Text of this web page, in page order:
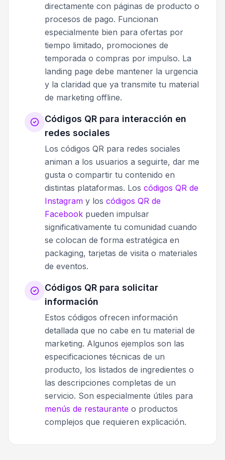
directamente con páginas de producto o
procesos de pago. Funcionan
especialmente bien para ofertas por
tiempo limitado, promociones de
temporada o compras por impulso. La
landing page debe mantener la urgencia
y la claridad que ya transmite tu material
de marketing offline.
Códigos QR para interacción en
redes sociales
Los códigos QR para redes sociales
animan a los usuarios a seguirte, dar me
gusta o compartir tu contenido en
distintas plataformas. Los códigos QR de
Instagram y los códigos QR de
Facebook pueden impulsar
significativamente tu comunidad cuando
se colocan de forma estratégica en
packaging, tarjetas de visita o materiales
de eventos.
Códigos QR para solicitar
información
Estos códigos ofrecen información
detallada que no cabe en tu material de
marketing. Algunos ejemplos son las
especificaciones técnicas de un
producto, los listados de ingredientes o
las descripciones completas de un
servicio. Son especialmente útiles para
menús de restaurante o productos
complejos que requieren explicación.